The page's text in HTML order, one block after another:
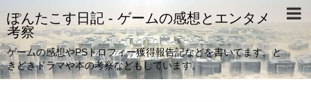
ぽんたこす日記 - ゲームの感想とエンタメ
考察
ゲームの感想やPSトロフィー獲得報告記などを書いてます。と
きどきドラマや本の考察などもしています。